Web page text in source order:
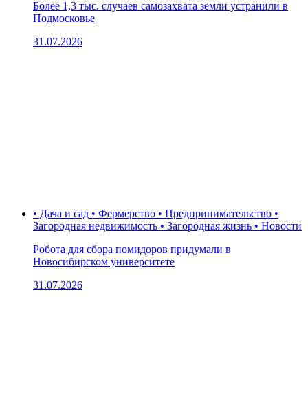
Более 1,3 тыс. случаев самозахвата земли устранили в
Подмосковье
31.07.2026
• Дача и сад • Фермерство • Предпринимательство •
Загородная недвижимость • Загородная жизнь • Новости
Робота для сбора помидоров придумали в
Новосибирском университете
31.07.2026